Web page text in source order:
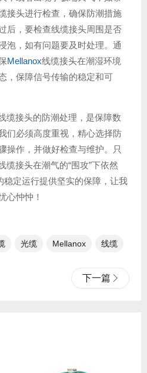
接头进行检查，确保防潮措施
后，要检查线缆接头周围是否
泡，如有问题要及时处理。通
Mellanox线缆接头在潮湿环境
，保障信号传输的稳定和可
缆接头的防潮处理，是保障数
们必须高度重视，精心选择防
操作，并做好检查与维护。只
缆接头在潮气的“围攻”下依然
稳定运行提供坚实的保障，让我
心忡忡！
光缆 Mellanox 线缆
下一篇